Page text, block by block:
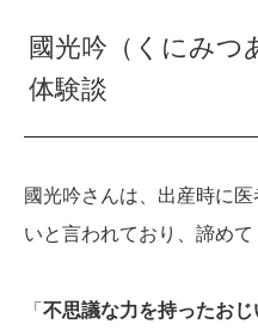
國光吟（くにみつ
体験談
國光吟さんは、出産時に
いと言われており、諦めて
「 不思議な力を持ったお